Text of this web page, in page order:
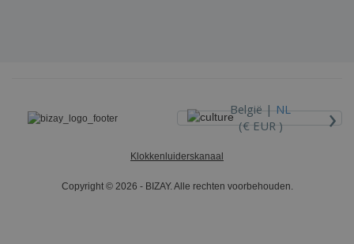
België |NL
(€ EUR )
›
Klokkenluiderskanaal
Copyright © 2026 - BIZAY. Alle rechten voorbehouden.